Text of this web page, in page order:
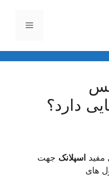
فهرست
دارد؟
مفید اسپلانک جهت
های